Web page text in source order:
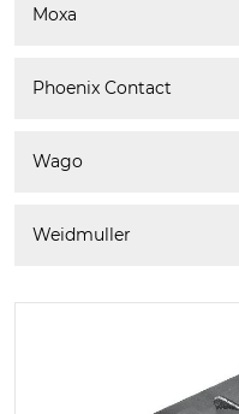
Moxa
Phoenix Contact
Wago
Weidmuller